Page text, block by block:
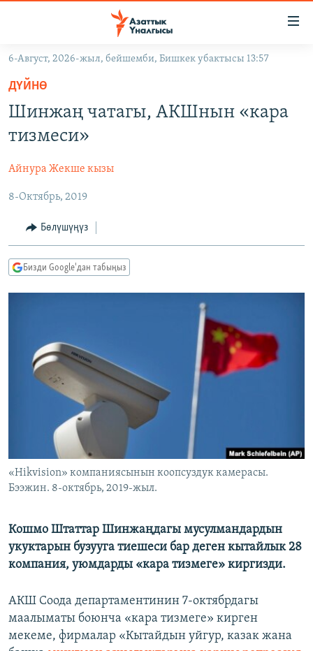
Навигацияга
өтүңүз
Издөөгө
салыңыз
ЖАҢЫЛЫКТАР
ЭКОНОМИКА
МАДАНИЯТ
БОРБОР АЗИЯ
АТАЙЫН ИЛИКТӨӨ
ТВ ПРОГРАММАЛАР
БҮГҮН АЗАТТЫКТА
БИЗ ЖАНА ДҮЙНӨ
АЗАТТЫК+
ЫҢГАЙСЫЗ СУРООЛОР
ПОДКАСТ
ӨЗГӨЧӨ ПИКИР
ЭЕ/АРнун бардык сайттары
6-Август, 2026-жыл, бейшемби, Бишкек убактысы 13:57
ДҮЙНӨ
Шинжаң чатагы, АКШнын «кара
тизмеси»
Айнура Жекше кызы
8-Октябрь, 2019
Бөлүшүңүз
Бизди Google'дан табыңыз
«Hikvision» компаниясынын коопсуздук камерасы.
Бээжин. 8-октябрь, 2019-жыл.
Кошмо Штаттар Шинжаңдагы мусулмандардын
укуктарын бузууга тиешеси бар деген кытайлык 28
компания, уюмдарды «кара тизмеге» киргизди.
АКШ Соода департаментинин 7-октябрдагы
маалыматы боюнча «кара тизмеге» кирген
мекеме, фирмалар «Кытайдын уйгур, казак жана